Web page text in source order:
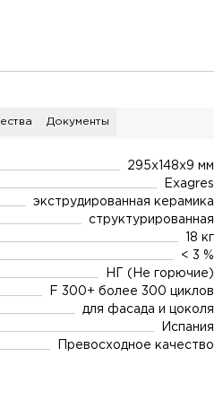
Документы
295x148x9 мм
Exagres
экструдированная керамика
структурированная
18 кг
< 3 %
НГ (Не горючие)
F 300+ более 300 циклов
для фасада и цоколя
Испания
Превосходное качество